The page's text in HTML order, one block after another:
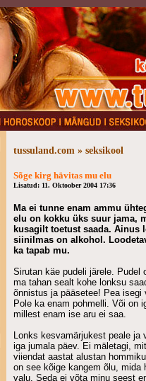
tussuland.com » seksikool
Sõge kirg hävitas mu elu
Lisatud: 11. Oktoober 2004 17:36
Ma ei tunne enam ammu
elu on kokku üks suur jama,
kusagilt toetust saada. Ainus
siinilmas on alkohol.
ka tapab mu.
Sirutan käe pudeli järele. Pudel
ma tahan sealt kohe lonksu
õnnistus ja pääsetee! Pea isegi
Pole ka enam pohmelli. Või on
millest enam ise aru ei saa.
Lonks kesvamärjukest peale
iga jumala päev. Ei mäletagi,
viiendat aastat alustan
on see kõige kangem õlu,
valu. Seda ei võta minu seest